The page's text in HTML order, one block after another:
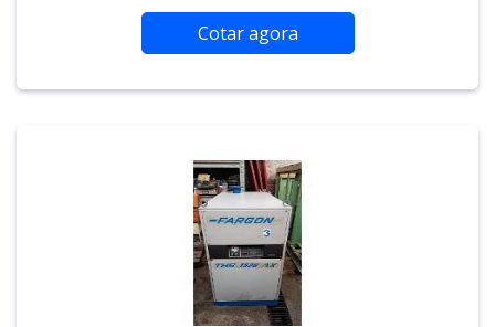
Cotar agora